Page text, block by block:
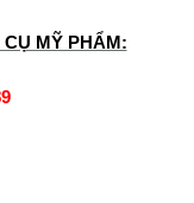
MỸ PHẨM: